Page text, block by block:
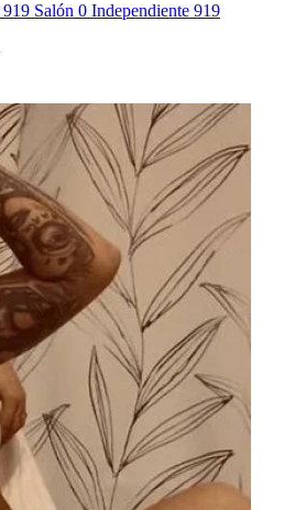
919 Salón 0 Independiente 919